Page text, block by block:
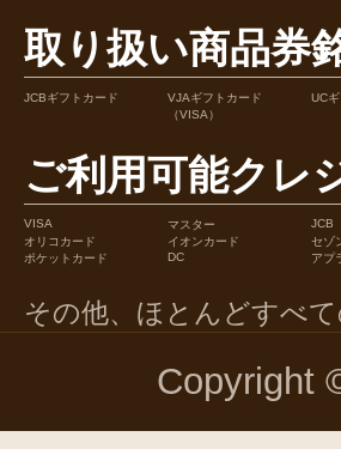
取り扱い商品券
JCBギフトカード
VJAギフトカード
（VISA）
UC
ご利用可能クレ
VISA マスター JCB
オリコカード
イオンカード セゾ
ポケットカード
DC アプ
その他、ほとんどすべ
Copyright